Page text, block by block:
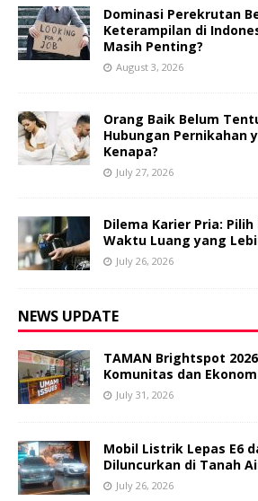
Dominasi Perekrutan
Keterampilan di
Masih Penting?
August 3, 2026
Orang Baik Belum
Hubungan Pernikahan
Kenapa?
July 27, 2026
Dilema Karier Pria:
Waktu Luang yang
July 26, 2026
NEWS UPDATE
TAMAN Brightspot
Komunitas dan
July 31, 2026
Mobil Listrik Lepas E6
Diluncurkan di Tanah
July 26, 2026